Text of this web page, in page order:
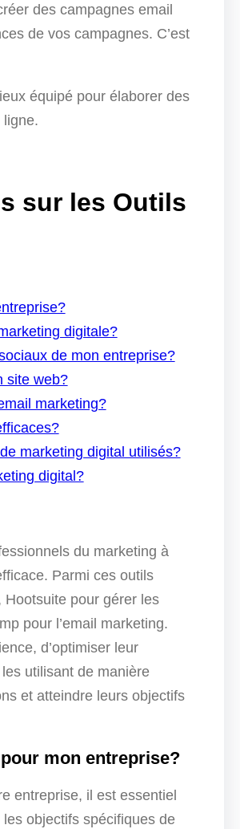
des campagnes email
de vos campagnes. C’est
équipé pour élaborer des
ligne.
sur les Outils
digitale?
de mon entreprise?
site web?
marketing?
marketing digital utilisés?
digital?
du marketing à
Parmi ces outils
pour gérer les
pour l’email marketing.
d’optimiser leur
utilisant de manière
et atteindre leurs objectifs
mon entreprise?
entreprise, il est essentiel
objectifs spécifiques de